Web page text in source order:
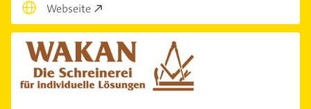
Webseite